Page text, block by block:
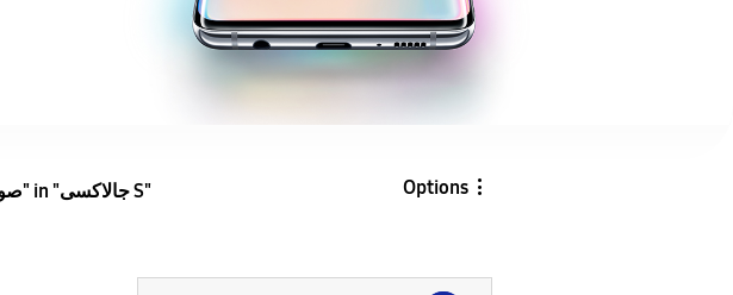
Tag: "صورة" in "جالاكسى S" Options